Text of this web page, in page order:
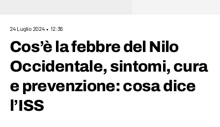
24 Luglio 2024 12:36
Cos’è la febbre del Nilo
Occidentale, sintomi, cura
e prevenzione: cosa dice
l’ISS